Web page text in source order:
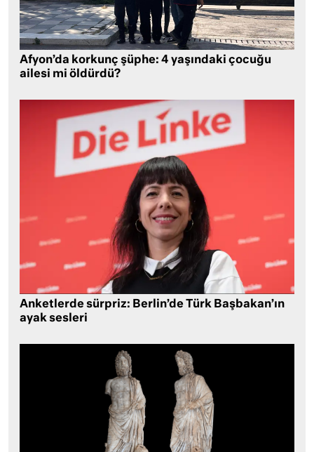
Afyon’da korkunç şüphe: 4 yaşındaki çocuğu
ailesi mi öldürdü?
Anketlerde sürpriz: Berlin’de Türk Başbakan’ın
ayak sesleri